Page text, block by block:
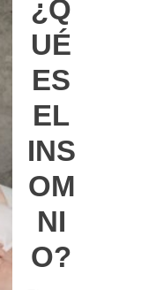
¿Q
UÉ
ES
EL
INS
OM
NI
O?